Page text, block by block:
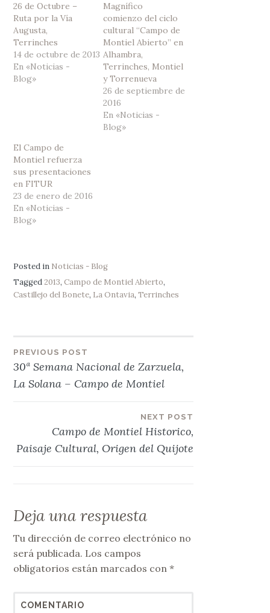
26 de Octubre –
Ruta por la Vía
Augusta,
Terrinches
14 de octubre de 2013
En «Noticias -
Blog»
Magnífico
comienzo del ciclo
cultural “Campo de
Montiel Abierto” en
Alhambra,
Terrinches, Montiel
y Torrenueva
26 de septiembre de
2016
En «Noticias -
Blog»
El Campo de
Montiel refuerza
sus presentaciones
en FITUR
23 de enero de 2016
En «Noticias -
Blog»
Posted in Noticias - Blog
Tagged2013,Campo de Montiel Abierto,
Castillejo del Bonete, La Ontavia,Terrinches
Navegación
de
PREVIOUS POST
30ª Semana Nacional de Zarzuela,
La Solana – Campo de Montiel
NEXT POST
Campo de Montiel Historico,
Paisaje Cultural, Origen del Quijote
Deja una respuesta
Tu dirección de correo electrónico no
será publicada. Los campos
obligatorios están marcados con*
COMENTARIO